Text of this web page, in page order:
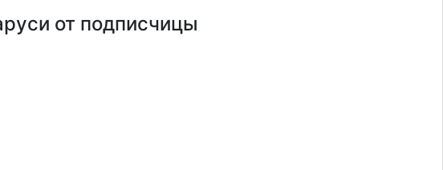
от подписчицы